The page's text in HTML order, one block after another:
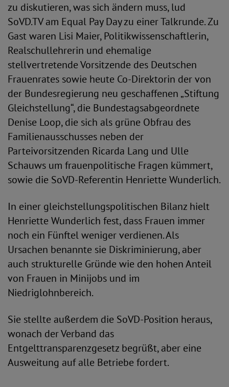
zu diskutieren, was sich ändern muss, lud
SoVD.TV am Equal Pay Day zu einer Talkrunde. Zu
Gast waren Lisi Maier, Politikwissenschaftlerin,
Realschullehrerin und ehemalige
stellvertretende Vorsitzende des Deutschen
Frauenrates sowie heute Co-Direktorin der von
der Bundesregierung neu geschaffenen „Stiftung
Gleichstellung“, die Bundestagsabgeordnete
Denise Loop, die sich als grüne Obfrau des
Familienausschusses neben der
Parteivorsitzenden Ricarda Lang und Ulle
Schauws um frauenpolitische Fragen kümmert,
sowie die SoVD-Referentin Henriette Wunderlich.
In einer gleichstellungspolitischen Bilanz hielt
Henriette Wunderlich fest, dass Frauen immer
noch ein Fünftel weniger verdienen. Als
Ursachen benannte sie Diskriminierung, aber
auch strukturelle Gründe wie den hohen Anteil
von Frauen in Minijobs und im
Niedriglohnbereich.
Sie stellte außerdem die SoVD-Position heraus,
wonach der Verband das
Entgelttransparenzgesetz begrüßt, aber eine
Ausweitung auf alle Betriebe fordert.